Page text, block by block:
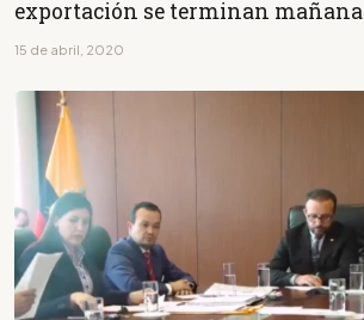
exportación se terminan mañana
15 de abril, 2020